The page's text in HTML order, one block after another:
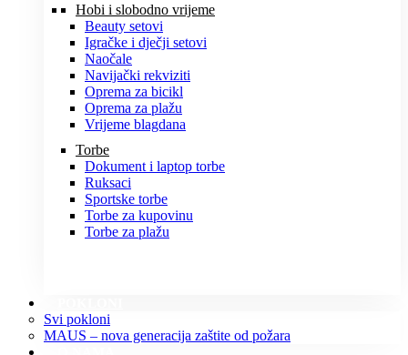
Hobi i slobodno vrijeme
Beauty setovi
Igračke i dječji setovi
Naočale
Navijački rekviziti
Oprema za bicikl
Oprema za plažu
Vrijeme blagdana
Torbe
Dokument i laptop torbe
Ruksaci
Sportske torbe
Torbe za kupovinu
Torbe za plažu
Svi pokloni
MAUS – nova generacija zaštite od požara